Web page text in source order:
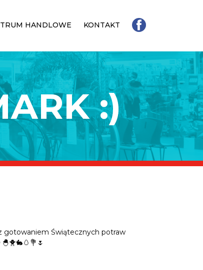
HANDLOWE KONTAKT
:)
gotowaniem Świątecznych potraw
🐣🐥🐇🥚 💐 🌷